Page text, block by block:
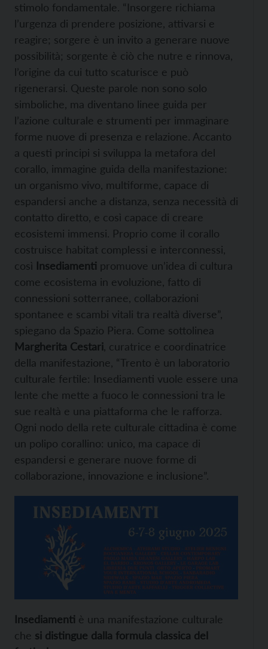
stimolo fondamentale. “Insorgere richiama
l’urgenza di prendere posizione, attivarsi e
reagire; sorgere è un invito a generare nuove
possibilità; sorgente è ciò che nutre e rinnova,
l’origine da cui tutto scaturisce e può
rigenerarsi. Queste parole non sono solo
simboliche, ma diventano linee guida per
l’azione culturale e strumenti per immaginare
forme nuove di presenza e relazione. Accanto
a questi principi si sviluppa la metafora del
corallo, immagine guida della manifestazione:
un organismo vivo, multiforme, capace di
espandersi anche a distanza, senza necessità di
contatto diretto, e così capace di creare
ecosistemi immensi. Proprio come il corallo
costruisce habitat complessi e interconnessi,
così Insediamenti promuove un’idea di cultura
come ecosistema in evoluzione, fatto di
connessioni sotterranee, collaborazioni
spontanee e scambi vitali tra realtà diverse”,
spiegano da Spazio Piera. Come sottolinea
Margherita Cestari , curatrice e coordinatrice
della manifestazione, “Trento è un laboratorio
culturale fertile: Insediamenti vuole essere una
lente che mette a fuoco le connessioni tra le
sue realtà e una piattaforma che le rafforza.
Ogni nodo della rete culturale cittadina è come
un polipo corallino: unico, ma capace di
espandersi e generare nuove forme di
collaborazione, innovazione e inclusione”.
Insediamenti è una manifestazione culturale
che si distingue dalla formula classica del